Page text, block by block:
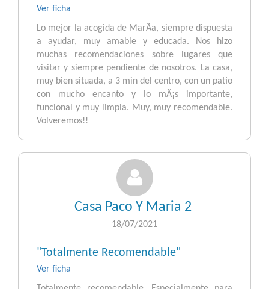
Ver ficha
Lo mejor la acogida de MarÃ­a, siempre dispuesta
a ayudar, muy amable y educada. Nos hizo
muchas recomendaciones sobre lugares que
visitar y siempre pendiente de nosotros. La casa,
muy bien situada, a 3 min del centro, con un patio
con mucho encanto y lo mÃ¡s importante,
funcional y muy limpia. Muy, muy recomendable.
Volveremos!!
Casa Paco Y Maria 2
18/07/2021
"Totalmente Recomendable"
Ver ficha